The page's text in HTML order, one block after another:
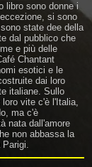
libro sono donne i
si sono
state dee della
dal pubblico che
e più delle
Chantant
esotici e le
dai loro
italiane. Sullo
vite c'è l'Italia,
ma c'è
nata dall'amore
non abbassa la
Parigi.